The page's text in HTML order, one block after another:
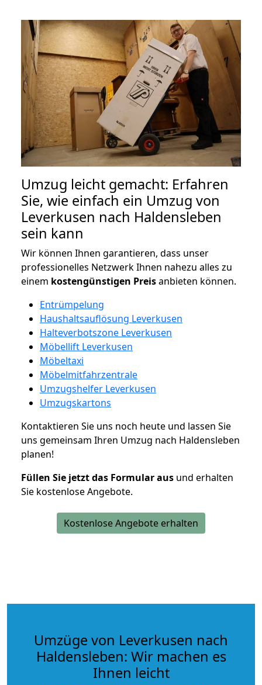
Umzug leicht gemacht: Erfahren
Sie, wie einfach ein Umzug von
Leverkusen nach Haldensleben
sein kann
Wir können Ihnen garantieren, dass unser
professionelles Netzwerk Ihnen nahezu alles zu
einem kostengünstigen Preisanbieten können.
Entrümpelung
Haushaltsauflösung Leverkusen
Halteverbotszone Leverkusen
Möbellift Leverkusen
Möbeltaxi
Möbelmitfahrzentrale
Umzugshelfer Leverkusen
Umzugskartons
Kontaktieren Sie uns noch heute und lassen Sie
uns gemeinsam Ihren Umzug nach Haldensleben
planen!
Füllen Sie jetzt das Formular aus und erhalten
Sie kostenlose Angebote.
Kostenlose Angebote erhalten
Umzüge von Leverkusen nach
Haldensleben: Wir machen es
Ihnen leicht